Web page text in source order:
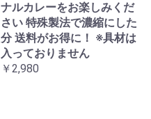
ナルカレーをお楽しみくだ
さい 特殊製法で濃縮にした
分 送料がお得に！ ※具材は
入っておりません
￥2,980